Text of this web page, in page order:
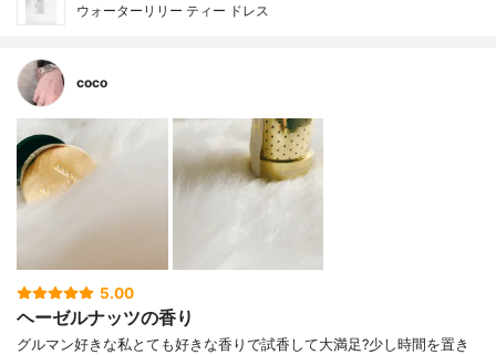
ウォーターリリー ティー ドレス
coco
5.00
ヘーゼルナッツの香り
グルマン好きな私とても好きな香りで試香して大満足?少し時間を置き